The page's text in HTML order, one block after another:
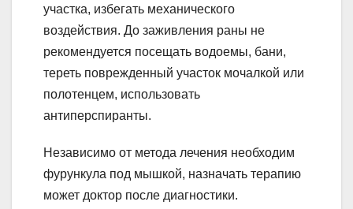
участка, избегать механического
воздействия. До заживления раны не
рекомендуется посещать водоемы, бани,
тереть поврежденный участок мочалкой или
полотенцем, использовать
антиперспиранты.
Независимо от метода лечения необходим
фурункула под мышкой, назначать терапию
может доктор после диагностики.